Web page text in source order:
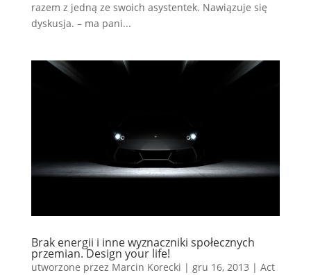
razem z jedną ze swoich asystentek. Nawiązuje się
dyskusja. – ma pani...
Brak energii i inne wyznaczniki społecznych
przemian. Design your life!
utworzone przez Marcin Korecki | gru 16, 2013 | Act